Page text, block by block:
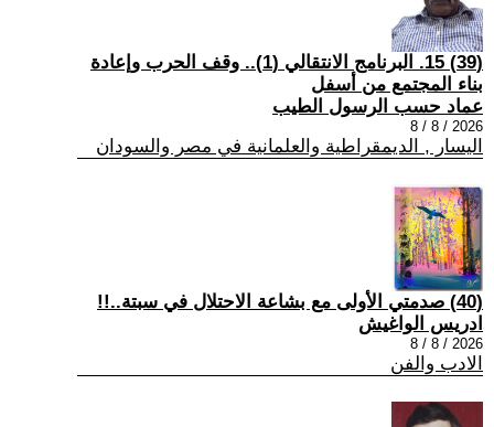
(39) 15. البرنامج الانتقالي (1).. وقف الحرب وإعادة
بناء المجتمع من أسفل
عماد حسب الرسول الطيب
2026 / 8 / 8
اليسار , الديمقراطية والعلمانية في مصر والسودان
(40) صدمتي الأولى مع بشاعة الاحتلال في سبتة..!!
ادريس الواغيش
2026 / 8 / 8
الادب والفن